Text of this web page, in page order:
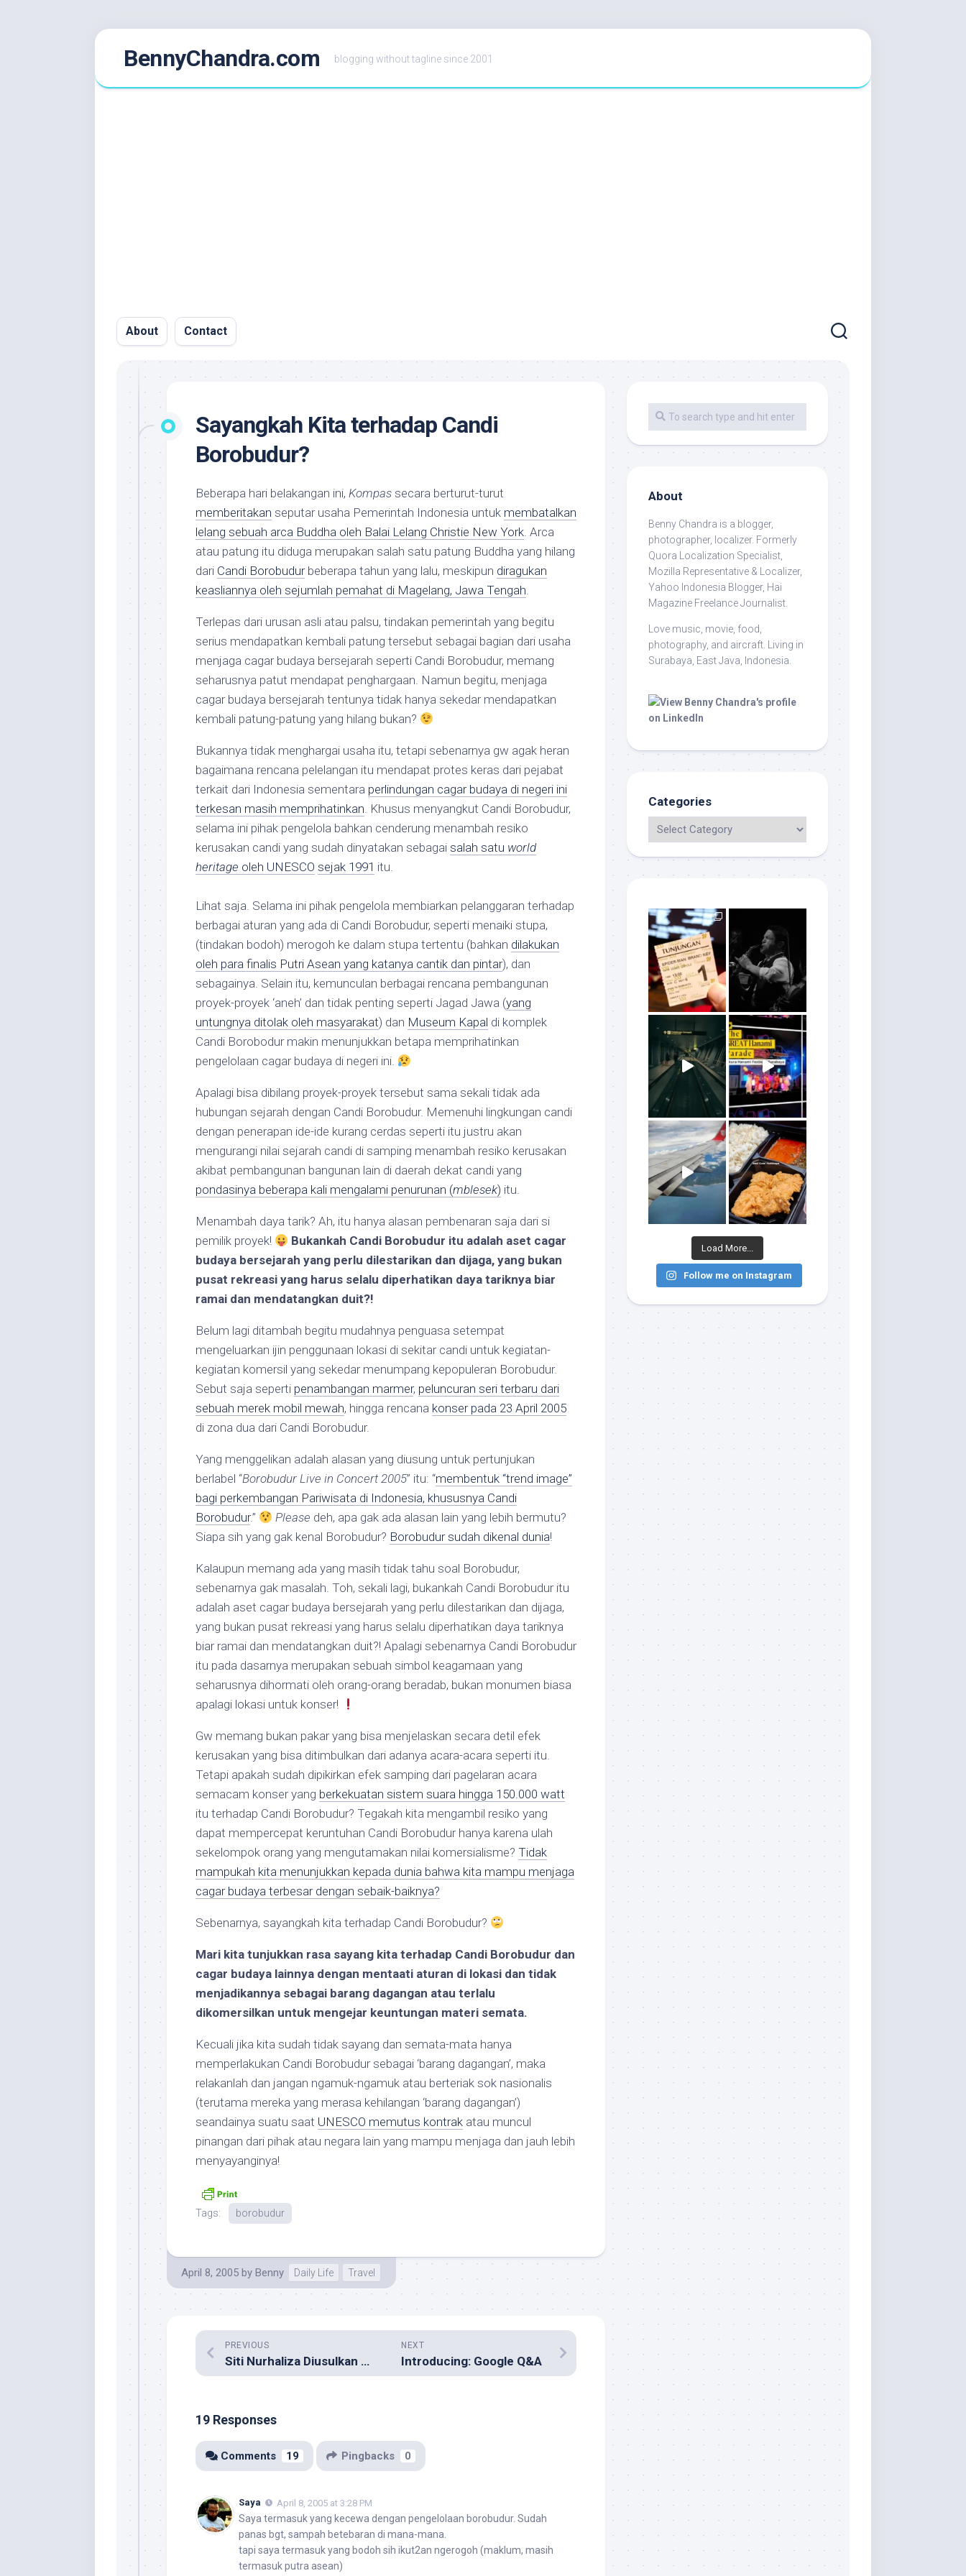
BennyChandra.com blogging without tagline since 2001
About Contact
Sayangkah Kita terhadap Candi
Borobudur?
Beberapa hari belakangan ini, Kompas secara berturut-turut
memberitakan seputar usaha Pemerintah Indonesia untuk membatalkan
lelang sebuah arca Buddha oleh Balai Lelang Christie New York. Arca
atau patung itu diduga merupakan salah satu patung Buddha yang hilang
dari Candi Borobudurbeberapa tahun yang lalu, meskipun diragukan
keasliannya oleh sejumlah pemahat di Magelang, Jawa Tengah.
Terlepas dari urusan asli atau palsu, tindakan pemerintah yang begitu
serius mendapatkan kembali patung tersebut sebagai bagian dari usaha
menjaga cagar budaya bersejarah seperti Candi Borobudur, memang
seharusnya patut mendapat penghargaan. Namun begitu, menjaga
cagar budaya bersejarah tentunya tidak hanya sekedar mendapatkan
kembali patung-patung yang hilang bukan?
Bukannya tidak menghargai usaha itu, tetapi sebenarnya gw agak heran
bagaimana rencana pelelangan itu mendapat protes keras dari pejabat
terkait dari Indonesia sementara perlindungan cagar budaya di negeri ini
terkesan masih memprihatinkan. Khusus menyangkut Candi Borobudur,
selama ini pihak pengelola bahkan cenderung menambah resiko
kerusakan candi yang sudah dinyatakan sebagai salah satu world
heritage oleh UNESCO sejak 1991 itu.
Lihat saja. Selama ini pihak pengelola membiarkan pelanggaran terhadap
berbagai aturan yang ada di Candi Borobudur, seperti menaiki stupa,
(tindakan bodoh) merogoh ke dalam stupa tertentu (bahkan dilakukan
oleh para finalis Putri Asean yang katanya cantik dan pintar), dan
sebagainya. Selain itu, kemunculan berbagai rencana pembangunan
proyek-proyek ‘aneh’ dan tidak penting seperti Jagad Jawa (yang
untungnya ditolak oleh masyarakat) dan Museum Kapal di komplek
Candi Borobodur makin menunjukkan betapa memprihatinkan
pengelolaan cagar budaya di negeri ini.
Apalagi bisa dibilang proyek-proyek tersebut sama sekali tidak ada
hubungan sejarah dengan Candi Borobudur. Memenuhi lingkungan candi
dengan penerapan ide-ide kurang cerdas seperti itu justru akan
mengurangi nilai sejarah candi di samping menambah resiko kerusakan
akibat pembangunan bangunan lain di daerah dekat candi yang
pondasinya beberapa kali mengalami penurunan (mblesek) itu.
Menambah daya tarik? Ah, itu hanya alasan pembenaran saja dari si
pemilik proyek!
Bukankah Candi Borobudur itu adalah aset cagar
budaya bersejarah yang perlu dilestarikan dan dijaga, yang bukan
pusat rekreasi yang harus selalu diperhatikan daya tariknya biar
ramai dan mendatangkan duit?!
Belum lagi ditambah begitu mudahnya penguasa setempat
mengeluarkan ijin penggunaan lokasi di sekitar candi untuk kegiatan-
kegiatan komersil yang sekedar menumpang kepopuleran Borobudur.
Sebut saja seperti penambangan marmer, peluncuran seri terbaru dari
sebuah merek mobil mewah, hingga rencana konser pada 23 April 2005
di zona dua dari Candi Borobudur.
Yang menggelikan adalah alasan yang diusung untuk pertunjukan
berlabel “Borobudur Live in Concert 2005” itu: “membentuk “trend image”
bagi perkembangan Pariwisata di Indonesia, khususnya Candi
Borobudur.” Please deh, apa gak ada alasan lain yang lebih bermutu?
Siapa sih yang gak kenal Borobudur? Borobudur sudah dikenal dunia!
Kalaupun memang ada yang masih tidak tahu soal Borobudur,
sebenarnya gak masalah. Toh, sekali lagi, bukankah Candi Borobudur itu
adalah aset cagar budaya bersejarah yang perlu dilestarikan dan dijaga,
yang bukan pusat rekreasi yang harus selalu diperhatikan daya tariknya
biar ramai dan mendatangkan duit?! Apalagi sebenarnya Candi Borobudur
itu pada dasarnya merupakan sebuah simbol keagamaan yang
seharusnya dihormati oleh orang-orang beradab, bukan monumen biasa
apalagi lokasi untuk konser!
Gw memang bukan pakar yang bisa menjelaskan secara detil efek
kerusakan yang bisa ditimbulkan dari adanya acara-acara seperti itu.
Tetapi apakah sudah dipikirkan efek samping dari pagelaran acara
semacam konser yang berkekuatan sistem suara hingga 150.000 watt
itu terhadap Candi Borobudur? Tegakah kita mengambil resiko yang
dapat mempercepat keruntuhan Candi Borobudur hanya karena ulah
sekelompok orang yang mengutamakan nilai komersialisme? Tidak
mampukah kita menunjukkan kepada dunia bahwa kita mampu menjaga
cagar budaya terbesar dengan sebaik-baiknya?
Sebenarnya, sayangkah kita terhadap Candi Borobudur?
Mari kita tunjukkan rasa sayang kita terhadap Candi Borobudur dan
cagar budaya lainnya dengan mentaati aturan di lokasi dan tidak
menjadikannya sebagai barang dagangan atau terlalu
dikomersilkan untuk mengejar keuntungan materi semata.
Kecuali jika kita sudah tidak sayang dan semata-mata hanya
memperlakukan Candi Borobudur sebagai ‘barang dagangan’, maka
relakanlah dan jangan ngamuk-ngamuk atau berteriak sok nasionalis
(terutama mereka yang merasa kehilangan ‘barang dagangan’)
seandainya suatu saat UNESCO memutus kontrak atau muncul
pinangan dari pihak atau negara lain yang mampu menjaga dan jauh lebih
menyayanginya!
Tags: borobudur
April 8, 2005 by Benny Daily Life Travel
NEXT
Introducing: Google Q&A
PREVIOUS
Siti Nurhaliza Diusulkan Jadi Dubes Malaysia untuk RI
19 Responses
Comments 19 Pingbacks 0
Saya April 8, 2005 at 3:28 PM
Saya termasuk yang kecewa dengan pengelolaan borobudur. Sudah
panas bgt, sampah betebaran di mana-mana.
tapi saya termasuk yang bodoh sih ikut2an ngerogoh (maklum, masih
termasuk putra asean)
About
Benny Chandra is a blogger,
photographer, localizer. Formerly
Quora Localization Specialist,
Mozilla Representative & Localizer,
Yahoo Indonesia Blogger, Hai
Magazine Freelance Journalist.
Love music, movie, food,
photography, and aircraft. Living in
Surabaya, East Java, Indonesia.
Categories
Load More...
Follow me on Instagram